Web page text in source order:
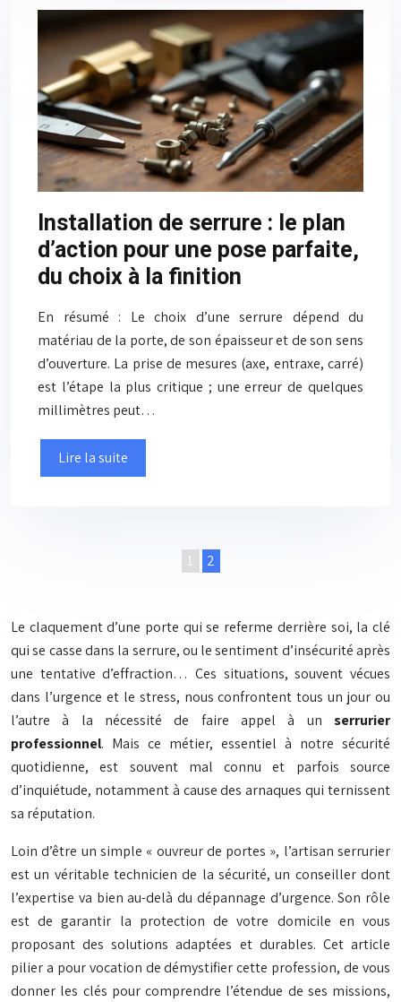
Installation de serrure : le plan
d’action pour une pose parfaite,
du choix à la finition
En résumé : Le choix d’une serrure dépend du
matériau de la porte, de son épaisseur et de son sens
d’ouverture. La prise de mesures (axe, entraxe, carré)
est l’étape la plus critique ; une erreur de quelques
millimètres peut…
Lire la suite
1 2
Le claquement d’une porte qui se referme derrière soi, la clé
qui se casse dans la serrure, ou le sentiment d’insécurité après
une tentative d’effraction… Ces situations, souvent vécues
dans l’urgence et le stress, nous confrontent tous un jour ou
l’autre à la nécessité de faire appel à un serrurier
professionnel. Mais ce métier, essentiel à notre sécurité
quotidienne, est souvent mal connu et parfois source
d’inquiétude, notamment à cause des arnaques qui ternissent
sa réputation.
Loin d’être un simple « ouvreur de portes », l’artisan serrurier
est un véritable technicien de la sécurité, un conseiller dont
l’expertise va bien au-delà du dépannage d’urgence. Son rôle
est de garantir la protection de votre domicile en vous
proposant des solutions adaptées et durables. Cet article
pilier a pour vocation de démystifier cette profession, de vous
donner les clés pour comprendre l’étendue de ses missions,